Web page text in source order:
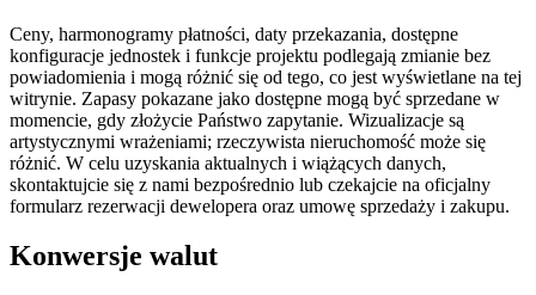
Ceny, harmonogramy płatności, daty przekazania, dostępne
konfiguracje jednostek i funkcje projektu podlegają zmianie bez
powiadomienia i mogą różnić się od tego, co jest wyświetlane na tej
witrynie. Zapasy pokazane jako dostępne mogą być sprzedane w
momencie, gdy złożycie Państwo zapytanie. Wizualizacje są
artystycznymi wrażeniami; rzeczywista nieruchomość może się
różnić. W celu uzyskania aktualnych i wiążących danych,
skontaktujcie się z nami bezpośrednio lub czekajcie na oficjalny
formularz rezerwacji dewelopera oraz umowę sprzedaży i zakupu.
Konwersje walut